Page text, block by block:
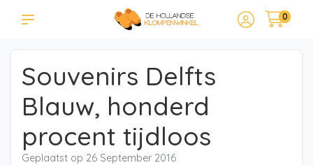
0
Souvenirs Delfts
Blauw, honderd
procent tijdloos
Geplaatst op 26 September 2016